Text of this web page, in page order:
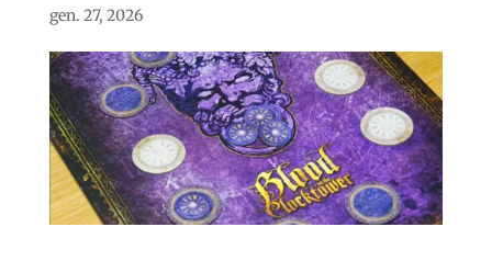
gen. 27, 2026